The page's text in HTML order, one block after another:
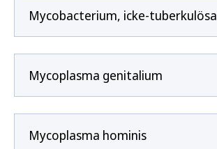
Mycobacterium, icke-tuberkulösa
Mycoplasma genitalium
Mycoplasma hominis